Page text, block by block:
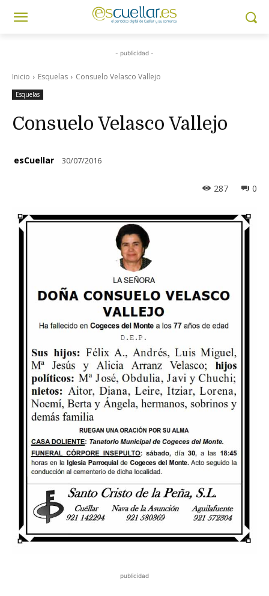
- publicidad -
Inicio Esquelas Consuelo Velasco Vallejo
Esquelas
Consuelo Velasco Vallejo
esCuellar 30/07/2016
0
287
publicidad